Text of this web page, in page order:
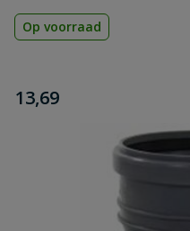
Op voorraad
€
13,69